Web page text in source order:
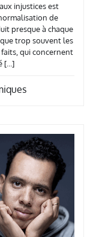
injustices est
de
presque à chaque
trop souvent les
faits, qui concernent
[…]